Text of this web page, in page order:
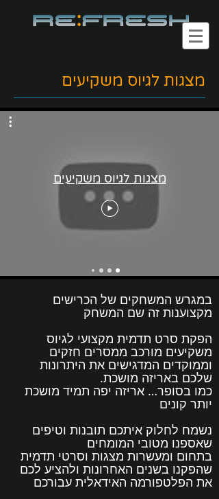
מצגות לגיוס משקיעים
מצגות לגיוס משקיעים
במגרש המשחקים של הכרישים
מקצוענות זה שם המשחק
הפקת סרט תדמית מקצועי לגיוס
משקיעים מורכב ממסרים חזקים
וממוקדים המדגישים את היתרונות
שלכם באריזה מושכת.
כמו בסופר… אריזה יפה תמיד מושכת
יותר קונים
נשמח לחלוק איתכם תובנות וטיפים
שאספנו מטובי המומחים
בתחום ומעשרות מצגות וסרטי תדמית
שהפקנו בשנים האחרונות ולהציע לכם
את הפלטפורמה האידאלית עבורכם